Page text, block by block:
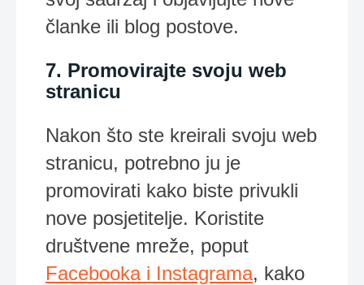
članke ili blog postove.
7. Promovirajte svoju web
stranicu
Nakon što ste kreirali svoju web
stranicu, potrebno ju je
promovirati kako biste privukli
nove posjetitelje. Koristite
društvene mreže, poput
Facebooka i Instagrama, kako